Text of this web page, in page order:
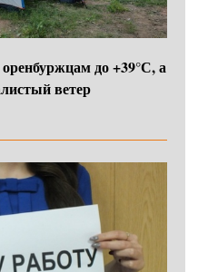
до +39°С, а
ветер